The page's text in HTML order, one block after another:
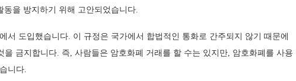
을 방지하기 위해 고안되었습니다.
서 도입했습니다. 이 규정은 국가에서 합법적인 통화로 간주되지 않기 때문에
금지합니다. 즉, 사람들은 암호화폐 거래를 할 수는 있지만, 암호화폐를 사용
니다.